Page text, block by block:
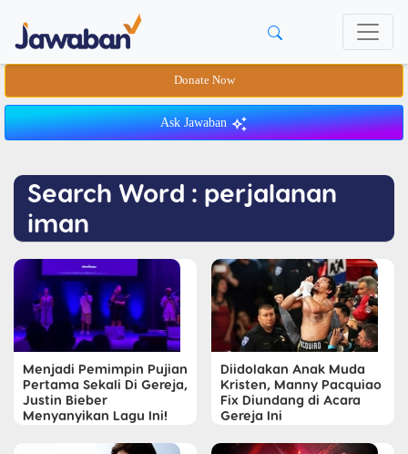
Donate Now
Ask Jawaban
Search Word : perjalanan
iman
Menjadi Pemimpin Pujian
Pertama Sekali Di Gereja,
Justin Bieber
Menyanyikan Lagu Ini!
Diidolakan Anak Muda
Kristen, Manny Pacquiao
Fix Diundang di Acara
Gereja Ini